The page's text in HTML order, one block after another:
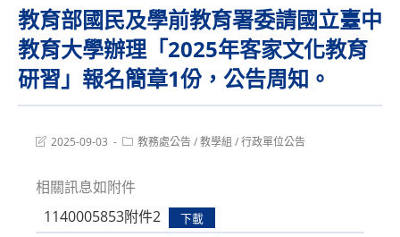
教育部國民及學前教育署委請國立臺中
教育大學辦理「2025年客家文化教育
研習」報名簡章1份，公告周知。
Post2025-09-03
Post教務處公告/教學組 /行政單位公告
相關訊息如附件
1140005853附件2
下載